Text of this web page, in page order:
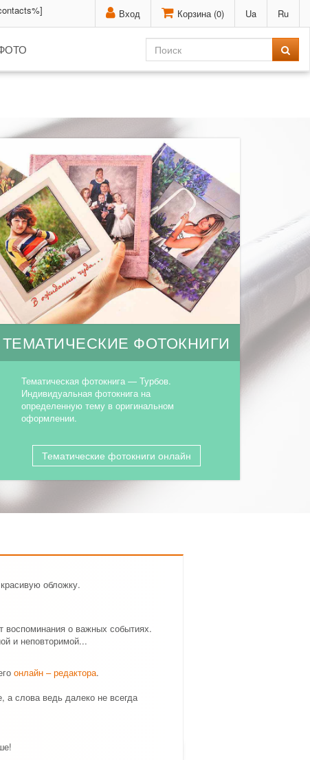
Вход Корзина (0) Ua Ru
ТЕМАТИЧЕСКИЕ ФОТОКНИГИ
Тематическая фотокнига — Турбов.
Индивидуальная фотокнига на
определенную тему в оригинальном
оформлении.
Тематические фотокниги онлайн
обложку.
воспоминания о важных событиях.
и неповторимой...
онлайн – редактора.
а слова ведь далеко не всегда